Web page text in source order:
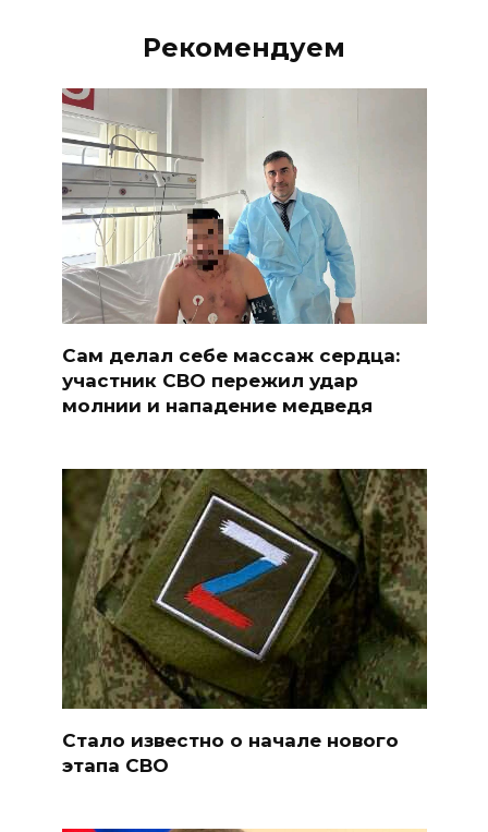
Рекомендуем
Сам делал себе массаж сердца:
участник СВО пережил удар
молнии и нападение медведя
Стало известно о начале нового
этапа СВО